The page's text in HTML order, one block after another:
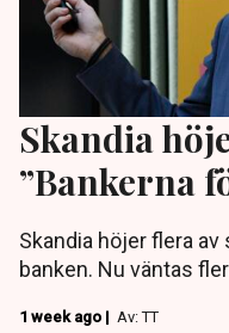
Skandia
”Bankerna
Skandia höjer flera
banken. Nu väntas
1 week ago | Av: TT